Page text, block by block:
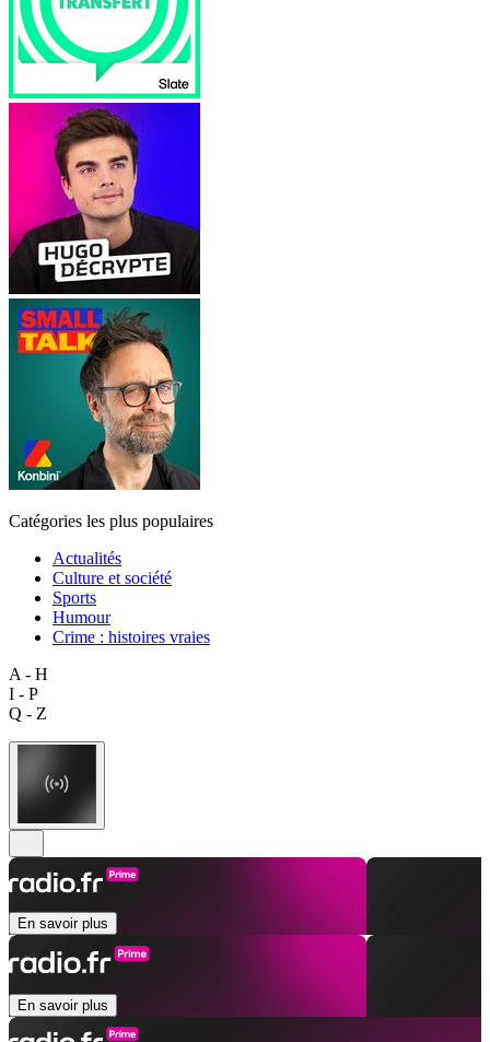
Catégories les plus populaires
Actualités
Culture et société
Sports
Humour
Crime : histoires vraies
A - H
I - P
Q - Z
En savoir plus
En savoir plus